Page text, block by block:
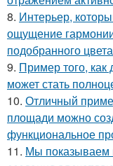
8. Интерьер,
ощущение
подобранного
9. Пример того, как
может стать
10. Отличный
площади можно
функциональное
11. Мы показываем